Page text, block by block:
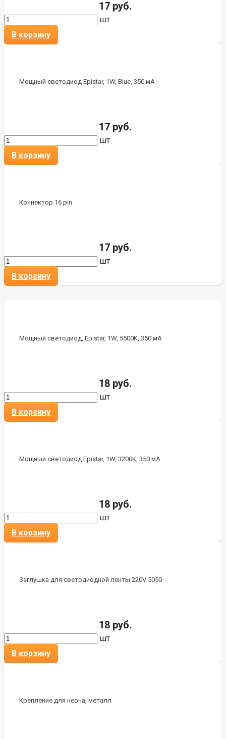
17 руб.
шт
В корзину
Мощный светодиод Epistar, 1W, Blue, 350 мА
17 руб.
шт
В корзину
Коннектор 16 pin
17 руб.
шт
В корзину
Мощный светодиод, Epistar, 1W, 5500K, 350 мА
18 руб.
шт
В корзину
Мощный светодиод Epistar, 1W, 3200K, 350 мА
18 руб.
шт
В корзину
Заглушка для светодиодной ленты 220V 5050
18 руб.
шт
В корзину
Крепление для неона, металл